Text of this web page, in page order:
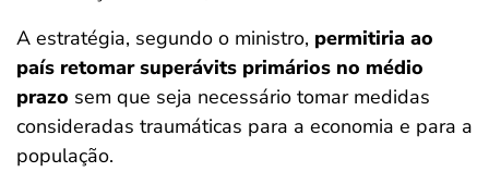
A estratégia, segundo o ministro, permitiria ao
país retomar superávits primários no médio
prazo sem que seja necessário tomar medidas
consideradas traumáticas para a economia e para a
população.